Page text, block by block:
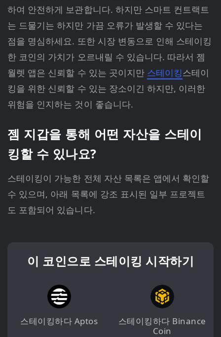
하여 안전하게 보관합니다. 하지만 스마트 컨트랙트
는 드물기는 하지만 가끔 오류가 발생할 수 있다는
점을 명심하세요. 또한 시장 변동으로 인해 스테이킹
한 코인의 가치가 오르내릴 수 있습니다. 따라서 젬
월렛 앱은 신뢰할 수 있는 곳이지만 스테이킹스테이
킹을 위한 신뢰할 수 있는 장소이긴 하지만, 이러한
위험을 인지하는 것이 좋습니다.
젬 지갑을 통해 어떤 자산을 스테이
킹할 수 있나요?
스테이킹이 가능한 전체 자산 목록은 앱에서 확인할
수 있으며, 아래 목록에 강조 표시된 일부 프로젝트
도 포함되어 있습니다.
이 코인으로 스테이킹 시작하기
스테이킹하다 Aptos
스테이킹하다 Binance
Coin